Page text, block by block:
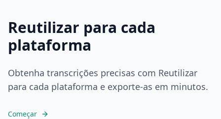
Reutilizar para cada
plataforma
Obtenha transcrições precisas com Reutilizar
para cada plataforma e exporte-as em minutos.
Começar